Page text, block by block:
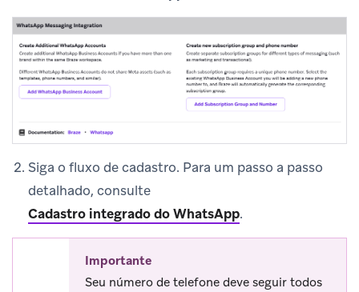
Siga o fluxo de cadastro. Para um passo a passo
detalhado, consulte
Cadastro integrado do WhatsApp.
Importante
Seu número de telefone deve seguir todos